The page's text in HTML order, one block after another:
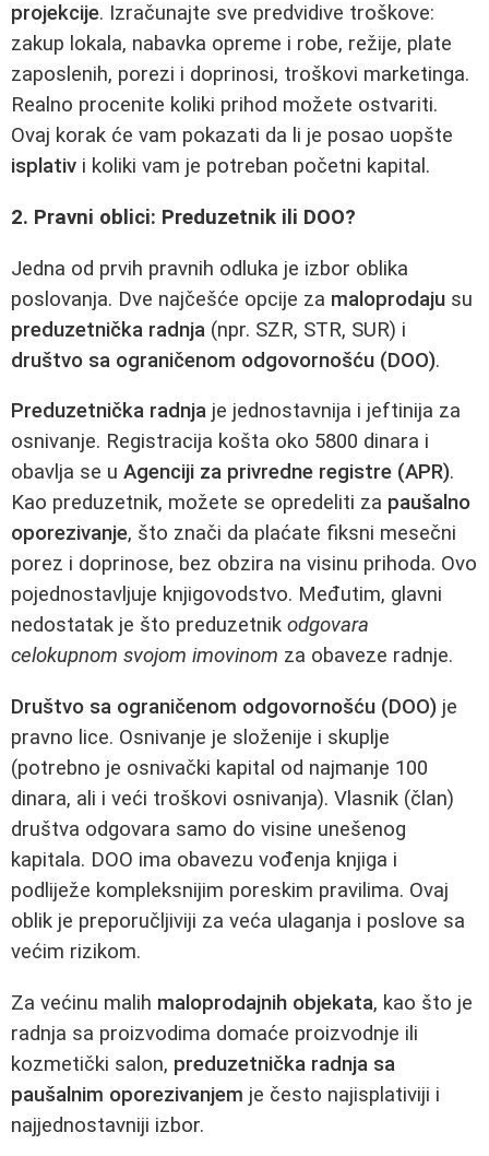
projekcije. Izračunajte sve predvidive troškove:
zakup lokala, nabavka opreme i robe, režije, plate
zaposlenih, porezi i doprinosi, troškovi marketinga.
Realno procenite koliki prihod možete ostvariti.
Ovaj korak će vam pokazati da li je posao uopšte
isplativ i koliki vam je potreban početni kapital.
2. Pravni oblici: Preduzetnik ili DOO?
Jedna od prvih pravnih odluka je izbor oblika
poslovanja. Dve najčešće opcije za maloprodaju su
preduzetnička radnja (npr. SZR, STR, SUR) i
društvo sa ograničenom odgovornošću (DOO).
Preduzetnička radnja je jednostavnija i jeftinija za
osnivanje. Registracija košta oko 5800 dinara i
obavlja se u Agenciji za privredne registre (APR).
Kao preduzetnik, možete se opredeliti za paušalno
oporezivanje, što znači da plaćate fiksni mesečni
porez i doprinose, bez obzira na visinu prihoda. Ovo
pojednostavljuje knjigovodstvo. Međutim, glavni
nedostatak je što preduzetnik odgovara
celokupnom svojom imovinom za obaveze radnje.
Društvo sa ograničenom odgovornošću (DOO) je
pravno lice. Osnivanje je složenije i skuplje
(potrebno je osnivački kapital od najmanje 100
dinara, ali i veći troškovi osnivanja). Vlasnik (član)
društva odgovara samo do visine unešenog
kapitala. DOO ima obavezu vođenja knjiga i
podliježe kompleksnijim poreskim pravilima. Ovaj
oblik je preporučljiviji za veća ulaganja i poslove sa
većim rizikom.
Za većinu malih maloprodajnih objekata, kao što je
radnja sa proizvodima domaće proizvodnje ili
kozmetički salon, preduzetnička radnja sa
paušalnim oporezivanjem je često najisplativiji i
najjednostavniji izbor.